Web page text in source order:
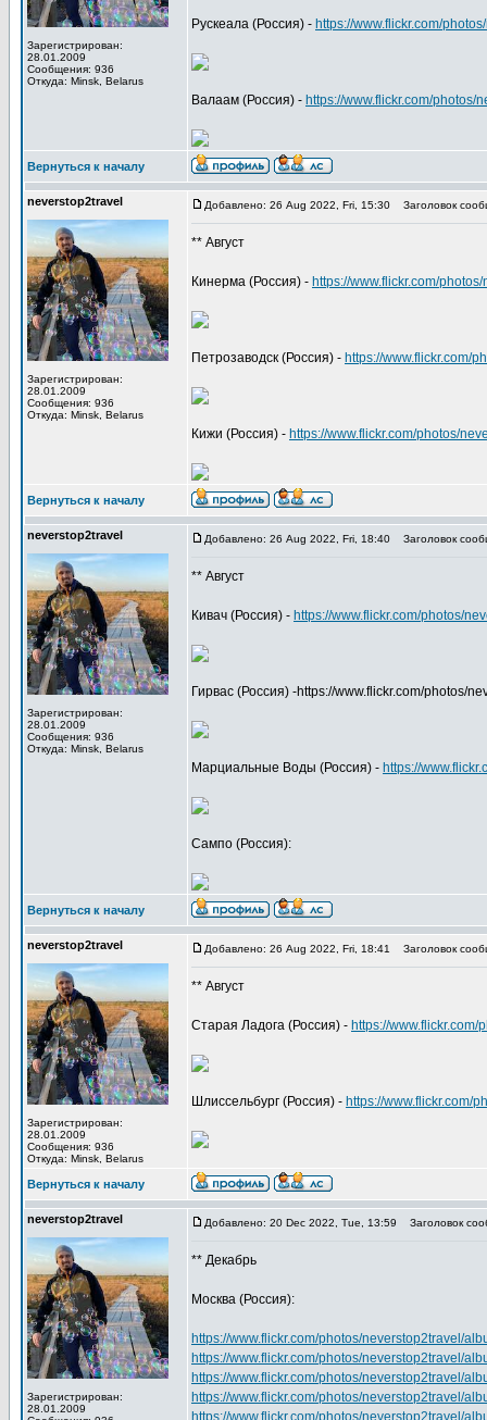
Зарегистрирован:
28.01.2009
Сообщения: 936
Откуда: Minsk, Belarus
Рускеала (Россия) - https://www.flickr.com/
Валаам (Россия) - https://www.flickr.com/
Вернуться к началу
neverstop2travel
Зарегистрирован:
28.01.2009
Сообщения: 936
Откуда: Minsk, Belarus
Добавлено: 26 Aug 2022, Fri, 15:30 Заголовок
** Август
Кинерма (Россия) - https://www.flickr.com/
Петрозаводск (Россия) - https://www.flickr.com/
Кижи (Россия) - https://www.flickr.com/photos/
Вернуться к началу
neverstop2travel
Зарегистрирован:
28.01.2009
Сообщения: 936
Откуда: Minsk, Belarus
Добавлено: 26 Aug 2022, Fri, 18:40 Заголовок
** Август
Кивач (Россия) - https://www.flickr.com/photos/
Гирвас (Россия) -https://www.flickr.com/photos/
Марциальные Воды (Россия) - https://
Сампо (Россия):
Вернуться к началу
neverstop2travel
Зарегистрирован:
28.01.2009
Сообщения: 936
Откуда: Minsk, Belarus
Добавлено: 26 Aug 2022, Fri, 18:41 Заголовок
** Август
Старая Ладога (Россия) - https://
Шлиссельбург (Россия) - https://www.flickr.com/
Вернуться к началу
neverstop2travel
Зарегистрирован:
28.01.2009
Добавлено: 20 Dec 2022, Tue, 13:59 Заголовок
** Декабрь
Москва (Россия):
https://www.flickr.com/photos/neverstop2travel/
https://www.flickr.com/photos/neverstop2travel/
https://www.flickr.com/photos/neverstop2travel/
https://www.flickr.com/photos/neverstop2travel/
https://www.flickr.com/photos/neverstop2travel/